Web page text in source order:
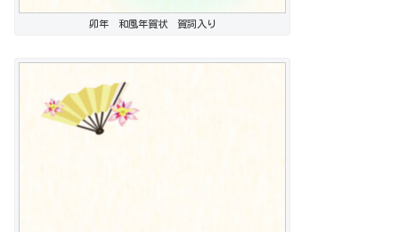
卯年 和風年賀状 賀詞入り